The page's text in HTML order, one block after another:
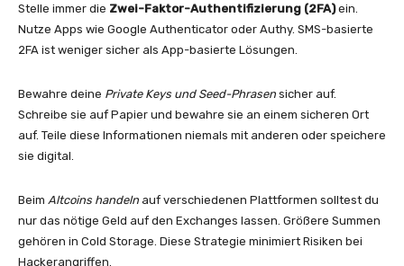
Stelle immer die Zwei-Faktor-Authentifizierung (2FA)ein.
Nutze Apps wie Google Authenticator oder Authy. SMS-basierte
2FA ist weniger sicher als App-basierte Lösungen.
Bewahre deine Private Keys und Seed-Phrasen sicher auf.
Schreibe sie auf Papier und bewahre sie an einem sicheren Ort
auf. Teile diese Informationen niemals mit anderen oder speichere
sie digital.
Beim Altcoins handeln auf verschiedenen Plattformen solltest du
nur das nötige Geld auf den Exchanges lassen. Größere Summen
gehören in Cold Storage. Diese Strategie minimiert Risiken bei
Hackerangriffen.